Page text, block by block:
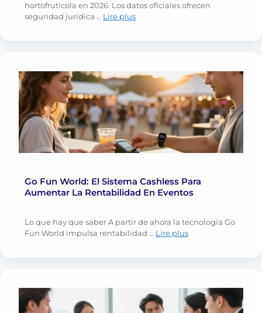
hortofrutícola en 2026. Los datos oficiales ofrecen
seguridad jurídica … Lire plus
Go Fun World: El Sistema Cashless Para
Aumentar La Rentabilidad En Eventos
Lo que hay que saber A partir de ahora la tecnología Go
Fun World impulsa rentabilidad … Lire plus